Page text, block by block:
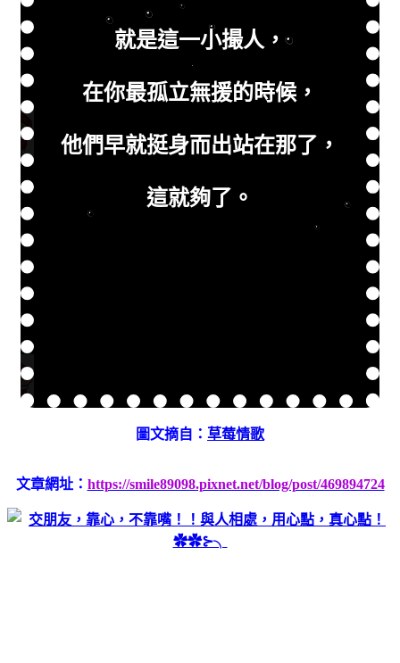
就是這一小撮人，
在你最孤立無援的時候，
他們早就挺身而出站在那了，
這就夠了。
圖文摘自： 草莓情歌
文章網址： https://smile89098.pixnet.net/blog/post/469894724